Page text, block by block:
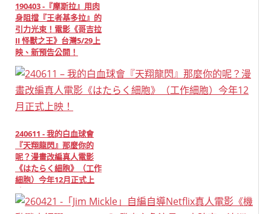
190403 -『摩斯拉』用肉
身阻擋『王者基多拉』的
引力光束！電影《哥吉拉
II 怪獸之王》台灣5/29上
映、新預告公開！
240611 - 我的白血球會
『天翔龍閃』那麼你的
呢？漫畫改編真人電影
《はたらく細胞》（工作
細胞）今年12月正式上
映！